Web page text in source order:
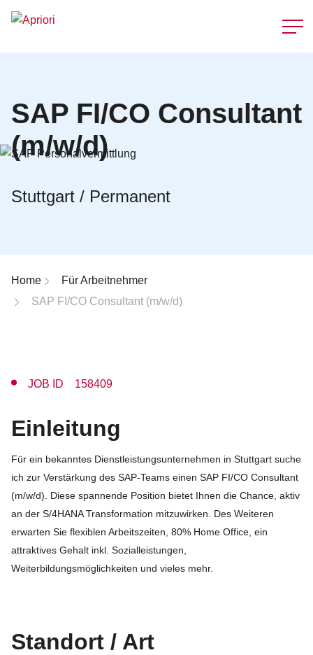
SAP FI/CO Consultant
(m/w/d)
Stuttgart / Permanent
Breadcrumb-Navigation
Home
Für Arbeitnehmer
SAP FI/CO Consultant (m/w/d)
JOB ID 158409
Einleitung
Für ein bekanntes Dienstleistungsunternehmen in Stuttgart suche
ich zur Verstärkung des SAP-Teams einen SAP FI/CO Consultant
(m/w/d). Diese spannende Position bietet Ihnen die Chance, aktiv
an der S/4HANA Transformation mitzuwirken. Des Weiteren
erwarten Sie flexiblen Arbeitszeiten, 80% Home Office, ein
attraktives Gehalt inkl. Sozialleistungen,
Weiterbildungsmöglichkeiten und vieles mehr.
Standort / Art